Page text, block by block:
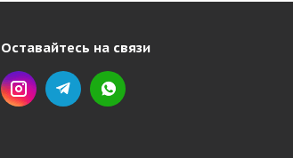
Оставайтесь на связи